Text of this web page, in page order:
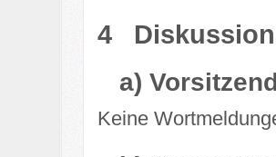
4
a)
Keine